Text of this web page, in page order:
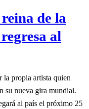
de la
al
la propia artista quien
su nueva gira mundial.
al país el próximo 25